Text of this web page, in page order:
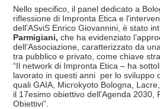
Nello specifico, il panel dedicato a
riflessione di Impronta Etica e
dell'ASviS Enrico Giovannini, è stato
Parmigiani, che ha evidenziato
dell’Associazione, caratterizzato da
tra pubblico e privato, come chiave
“Il network di Impronta Etica – ha
lavorato in questi anni per lo sviluppo
quali GAIA, Microkyoto Bologna,
il 17esimo obiettivo dell'Agenda 2030,
Obiettivi”.